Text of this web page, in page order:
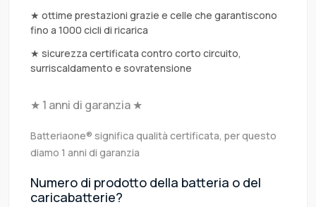
★ ottime prestazioni grazie e celle che garantiscono
fino a 1000 cicli di ricarica
★ sicurezza certificata contro corto circuito,
surriscaldamento e sovratensione
★ 1 anni di garanzia ★
Batteriaone® significa qualità certificata, per questo
diamo 1 anni di garanzia
Numero di prodotto della batteria o del
caricabatterie?